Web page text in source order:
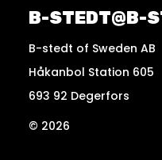
B-STEDT@B-
B-stedt of Sweden AB
Håkanbol Station 605
693 92 Degerfors
© 2026